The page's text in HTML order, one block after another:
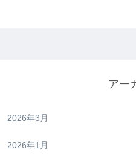
アー
2026年3月
2026年1月